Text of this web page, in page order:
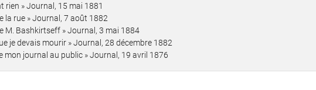
rien » Journal, 15 mai 1881
la rue » Journal, 7 août 1882
M. Bashkirtseff » Journal, 3 mai 1884
je devais mourir » Journal, 28 décembre 1882
mon journal au public » Journal, 19 avril 1876